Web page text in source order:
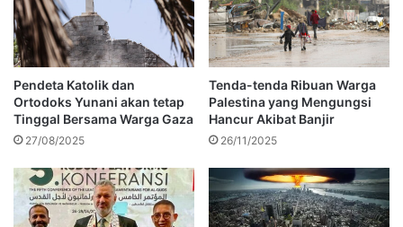
Pendeta Katolik dan
Ortodoks Yunani akan tetap
Tinggal Bersama Warga Gaza
27/08/2025
Tenda-tenda Ribuan Warga
Palestina yang Mengungsi
Hancur Akibat Banjir
26/11/2025